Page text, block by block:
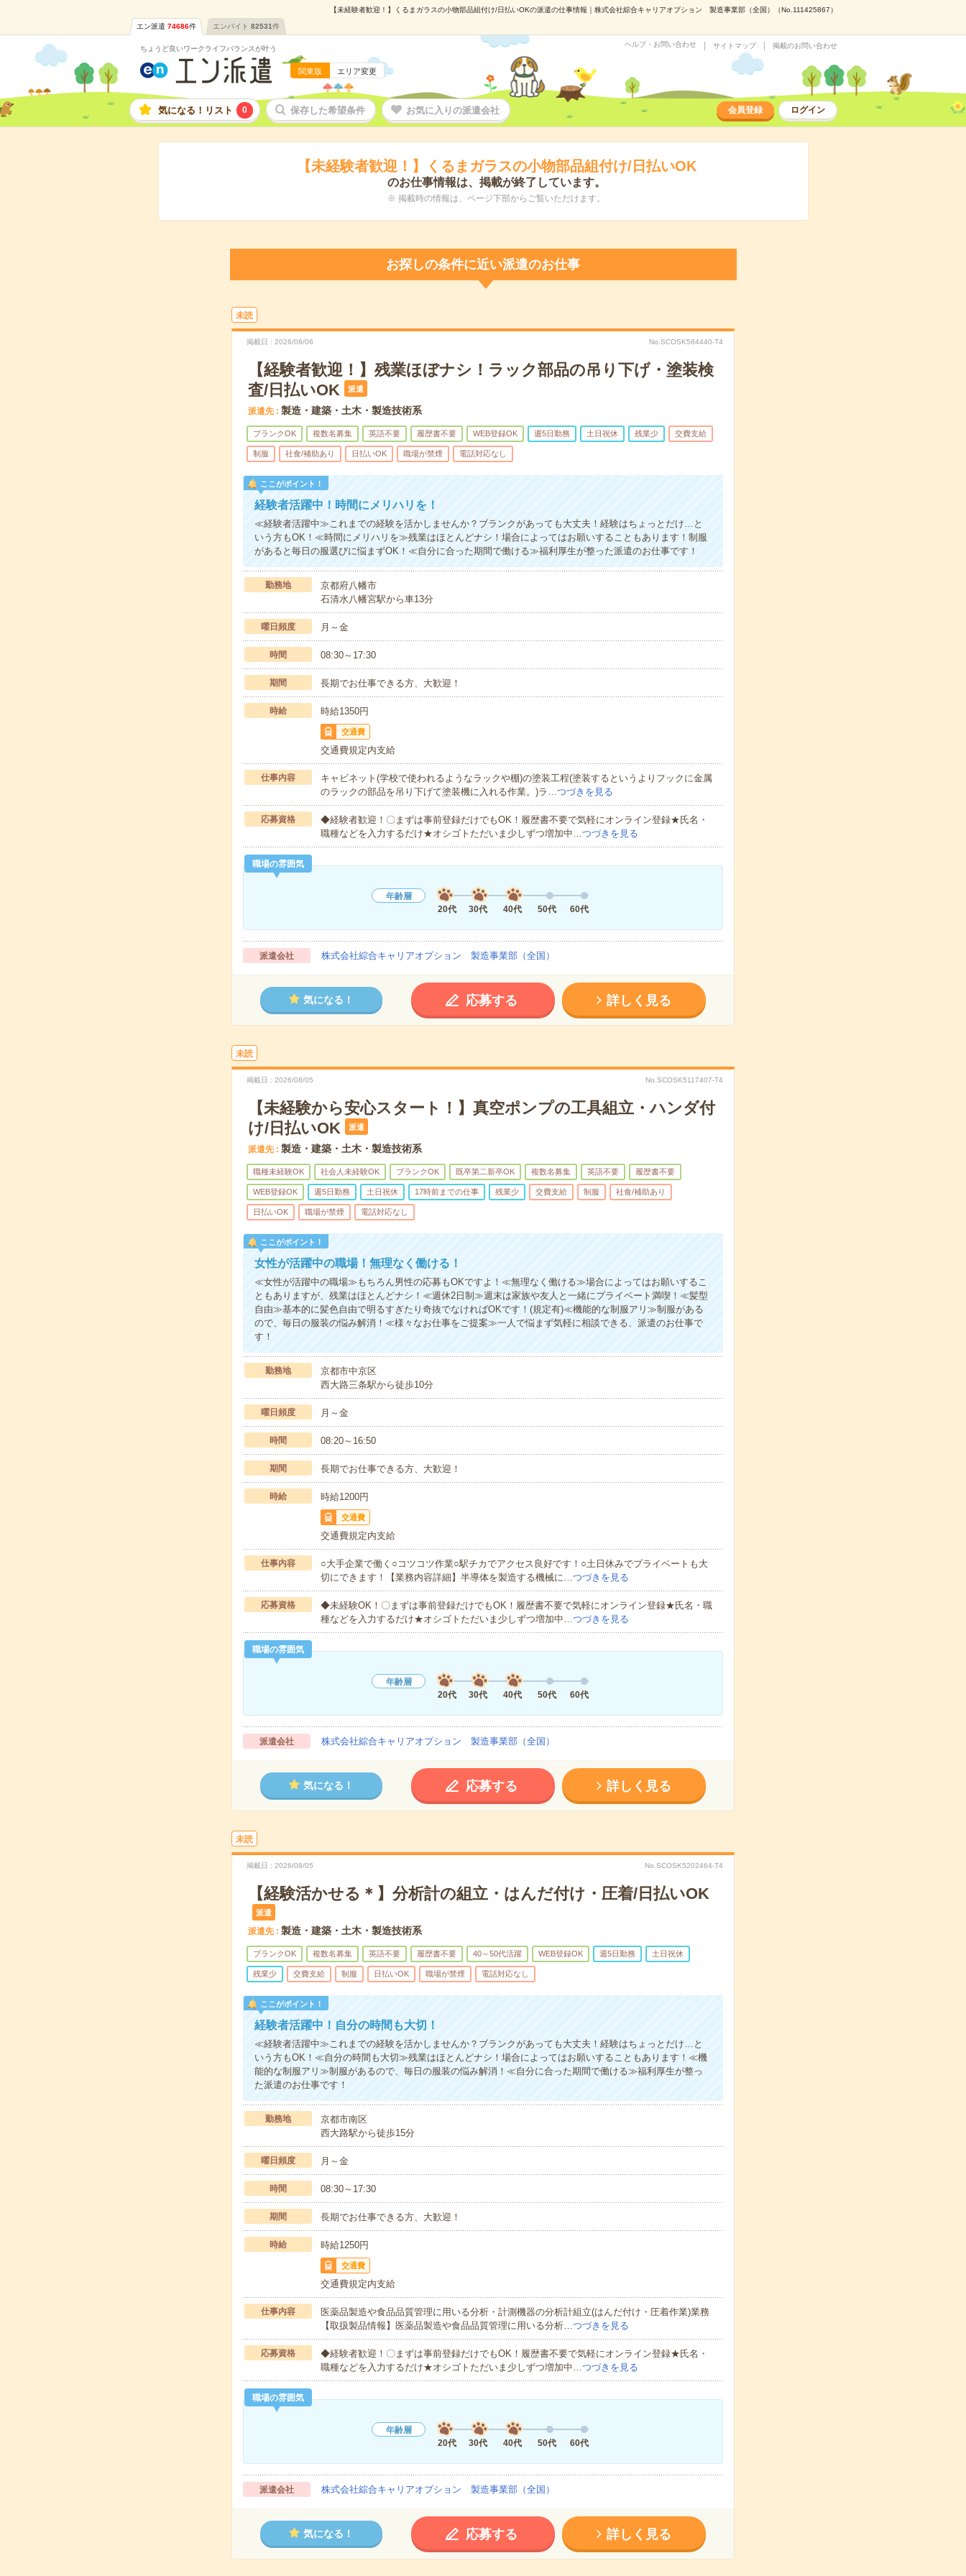
【未経験者歓迎！】くるまガラスの小物部品組付け/日払いOKの派遣の仕事情報｜株式会社綜合キャリアオプション 製造事業部（全国）（No.111425867）
エン派遣 74686件 エンバイト 82531件
ちょうど良いワークライフバランスが叶う
関東版 エリア変更
ヘルプ・お問い合わせ サイトマップ 掲載のお問い合わせ
気になる！リスト 0 保存した希望条件 お気に入りの派遣会社 会員登録 ログイン
【未経験者歓迎！】くるまガラスの小物部品組付け/日払いOK
のお仕事情報は、掲載が終了しています。
※ 掲載時の情報は、ページ下部からご覧いただけます。
お探しの条件に近い派遣のお仕事
未読
掲載日 2026/08/06 No.SCOSK584440-T4
【経験者歓迎！】残業ほぼナシ！ラック部品の吊り下げ・塗装検
査/日払いOK
派遣
派遣先 製造・建築・土木・製造技術系
ブランクOK 複数名募集 英語不要 履歴書不要 WEB登録OK 週5日勤務 土日祝休 残業少 交費支給
制服 社食/補助あり 日払いOK 職場が禁煙 電話対応なし
ここがポイント！
経験者活躍中！時間にメリハリを！
≪経験者活躍中≫これまでの経験を活かしませんか？ブランクがあっても大丈夫！経験はちょっとだけ…と
いう方もOK！≪時間にメリハリを≫残業はほとんどナシ！場合によってはお願いすることもあります！制服
があると毎日の服選びに悩まずOK！≪自分に合った期間で働ける≫福利厚生が整った派遣のお仕事です！
勤務地
京都府八幡市
石清水八幡宮駅から車13分
曜日頻度 月～金
時間 08:30～17:30
期間 長期でお仕事できる方、大歓迎！
時給 時給1350円
交通費
交通費規定内支給
仕事内容
キャビネット(学校で使われるようなラックや棚)の塗装工程(塗装するというよりフックに金属
のラックの部品を吊り下げて塗装機に入れる作業。)ラ…つづきを見る
応募資格
◆経験者歓迎！〇まずは事前登録だけでもOK！履歴書不要で気軽にオンライン登録★氏名・
職種などを入力するだけ★オシゴトただいま少しずつ増加中…つづきを見る
職場の雰囲気
年齢層
20代
30代 40代 50代 60代
派遣会社 株式会社綜合キャリアオプション 製造事業部（全国）
気になる！ 応募する 詳しく見る
未読
掲載日 2026/08/05 No.SCOSK5117407-T4
【未経験から安心スタート！】真空ポンプの工具組立・ハンダ付
け/日払いOK
派遣
派遣先 製造・建築・土木・製造技術系
職種未経験OK 社会人未経験OK ブランクOK 既卒第二新卒OK 複数名募集 英語不要 履歴書不要
WEB登録OK 週5日勤務 土日祝休 17時前までの仕事 残業少 交費支給 制服 社食/補助あり
日払いOK 職場が禁煙 電話対応なし
ここがポイント！
女性が活躍中の職場！無理なく働ける！
≪女性が活躍中の職場≫もちろん男性の応募もOKですよ！≪無理なく働ける≫場合によってはお願いするこ
ともありますが、残業はほとんどナシ！≪週休2日制≫週末は家族や友人と一緒にプライベート満喫！≪髪型
自由≫基本的に髪色自由で明るすぎたり奇抜でなければOKです！(規定有)≪機能的な制服アリ≫制服がある
ので、毎日の服装の悩み解消！≪様々なお仕事をご提案≫一人で悩まず気軽に相談できる、派遣のお仕事で
す！
勤務地
京都市中京区
西大路三条駅から徒歩10分
曜日頻度 月～金
時間 08:20～16:50
期間 長期でお仕事できる方、大歓迎！
時給 時給1200円
交通費
交通費規定内支給
仕事内容
○大手企業で働く○コツコツ作業○駅チカでアクセス良好です！○土日休みでプライベートも大
切にできます！【業務内容詳細】半導体を製造する機械に…つづきを見る
応募資格
◆未経験OK！〇まずは事前登録だけでもOK！履歴書不要で気軽にオンライン登録★氏名・職
種などを入力するだけ★オシゴトただいま少しずつ増加中…つづきを見る
職場の雰囲気
年齢層
20代
30代 40代 50代 60代
派遣会社 株式会社綜合キャリアオプション 製造事業部（全国）
気になる！ 応募する 詳しく見る
未読
掲載日 2026/08/05 No.SCOSK5202464-T4
【経験活かせる＊】分析計の組立・はんだ付け・圧着/日払いOK
派遣
派遣先 製造・建築・土木・製造技術系
ブランクOK 複数名募集 英語不要 履歴書不要 40～50代活躍 WEB登録OK 週5日勤務 土日祝休
残業少 交費支給 制服 日払いOK 職場が禁煙 電話対応なし
ここがポイント！
経験者活躍中！自分の時間も大切！
≪経験者活躍中≫これまでの経験を活かしませんか？ブランクがあっても大丈夫！経験はちょっとだけ…と
いう方もOK！≪自分の時間も大切≫残業はほとんどナシ！場合によってはお願いすることもあります！≪機
能的な制服アリ≫制服があるので、毎日の服装の悩み解消！≪自分に合った期間で働ける≫福利厚生が整っ
た派遣のお仕事です！
勤務地
京都市南区
西大路駅から徒歩15分
曜日頻度 月～金
時間 08:30～17:30
期間 長期でお仕事できる方、大歓迎！
時給 時給1250円
交通費
交通費規定内支給
仕事内容
医薬品製造や食品品質管理に用いる分析・計測機器の分析計組立(はんだ付け・圧着作業)業務
【取扱製品情報】医薬品製造や食品品質管理に用いる分析…つづきを見る
応募資格
◆経験者歓迎！〇まずは事前登録だけでもOK！履歴書不要で気軽にオンライン登録★氏名・
職種などを入力するだけ★オシゴトただいま少しずつ増加中…つづきを見る
職場の雰囲気
年齢層
20代
30代 40代 50代 60代
派遣会社 株式会社綜合キャリアオプション 製造事業部（全国）
気になる！ 応募する 詳しく見る